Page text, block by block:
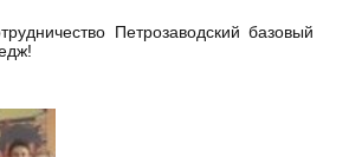
Петрозаводский базовый